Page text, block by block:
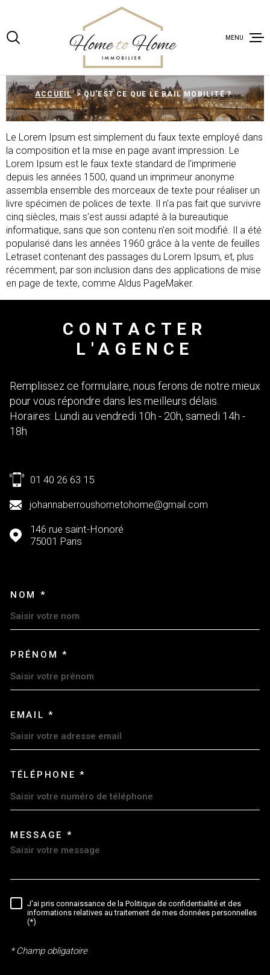
la
recherche
menu
principal
contenu
ACCUEIL
ESTIMATION
VENTES
VENTES
GESTION
AIRBNB
ACTUALITÉS
MENU
ACCUEIL QU'EST CE QUE LE BAIL MOBILITÉ ?
Le Lorem Ipsum est simplement du faux texte employé dans
la composition et la mise en page avant impression. Le
Lorem Ipsum est le faux texte standard de l'imprimerie
depuis les années 1500, quand un imprimeur anonyme
assembla ensemble des morceaux de texte pour réaliser un
livre spécimen de polices de texte. Il n'a pas fait que survivre
cinq siècles, mais s'est aussi adapté à la bureautique
informatique, sans que son contenu n'en soit modifié. Il a été
popularisé dans les années 1960 grâce à la vente de feuilles
Letraset contenant des passages du Lorem Ipsum, et, plus
récemment, par son inclusion dans des applications de mise
en page de texte, comme Aldus PageMaker.
CONTACTER
L'AGENCE
Remplissez ce formulaire, nous ferons de notre mieux
pour vous répondre dans les meilleurs délais.
Horaires: Lundi au vendredi 10h - 20h, samedi 14h -
18h
01 40 26 63 15
johannaberroushometohome@gmail.com
146 rue saint-Honoré
75001
Paris
NOM *
PRÉNOM *
EMAIL *
TÉLÉPHONE *
MESSAGE *
RÈGLEMENTATION
J'ai pris connaissance de la Politique de confidentialité et des
informations relatives au traitement de mes données personnelles
(*)
* Champ obligatoire